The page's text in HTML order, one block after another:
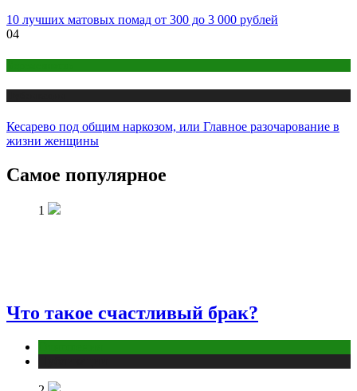
10 лучших матовых помад от 300 до 3 000 рублей
04
Кесарево под общим наркозом, или Главное разочарование в
жизни женщины
Самое популярное
1
Что такое счастливый брак?